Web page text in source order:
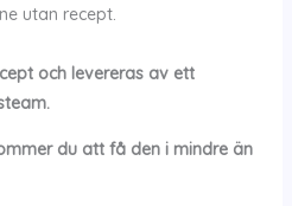
utan recept.
och levereras av ett
du att få den i mindre än